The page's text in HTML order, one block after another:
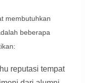
membutuhkan
beberapa
reputasi tempat